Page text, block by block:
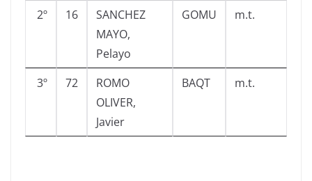
2º 16
SANCHEZ
MAYO,
Pelayo
GOMU m.t.
3º 72
ROMO
OLIVER,
Javier
BAQT m.t.